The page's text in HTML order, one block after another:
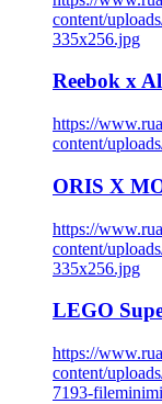
content/
335x256.jpg
Reebok x
https://
content/
ORIS X
https://
content/
335x256.jpg
LEGO
https://
content/
7193-